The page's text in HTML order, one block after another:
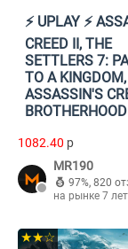
⚡️ UPLAY ⚡️
CREED II, THE
SETTLERS 7:
TO A KINGDOM,
ASSASSIN'S
1082.40 p
MR190
97%, 820
на рынке 7 лет
★★☆